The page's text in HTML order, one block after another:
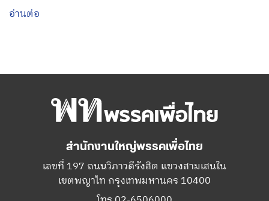
อ่านต่อ
สำนักงานใหญ่พรรคเพื่อไทย
เลขที่ 197 ถนนวิภาวดีรังสิต แขวงสามเสนใน
เขตพญาไท กรุงเทพมหานคร 10400